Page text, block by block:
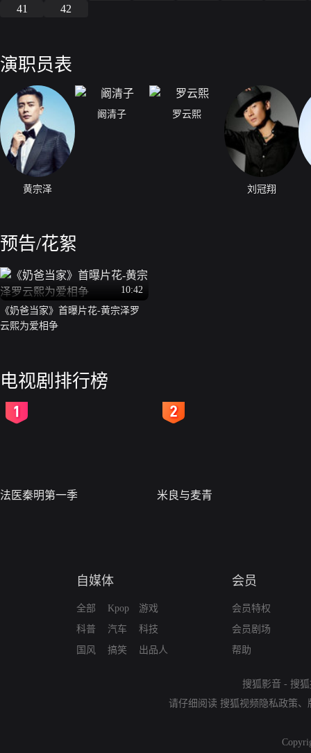
41
42
演职员表
黄宗泽
阚清子 罗云熙
刘冠翔
预告/花絮
10:42
《奶爸当家》首曝片花-黄宗泽罗
云熙为爱相争
电视剧排行榜
法医秦明第一季 米良与麦青
自媒体
全部
科普
国风
Kpop
汽车
搞笑
游戏
科技
出品人
会员
会员特权
会员剧场
帮助
搜狐影音 - 搜
请仔细阅读 搜狐视频隐私政策、